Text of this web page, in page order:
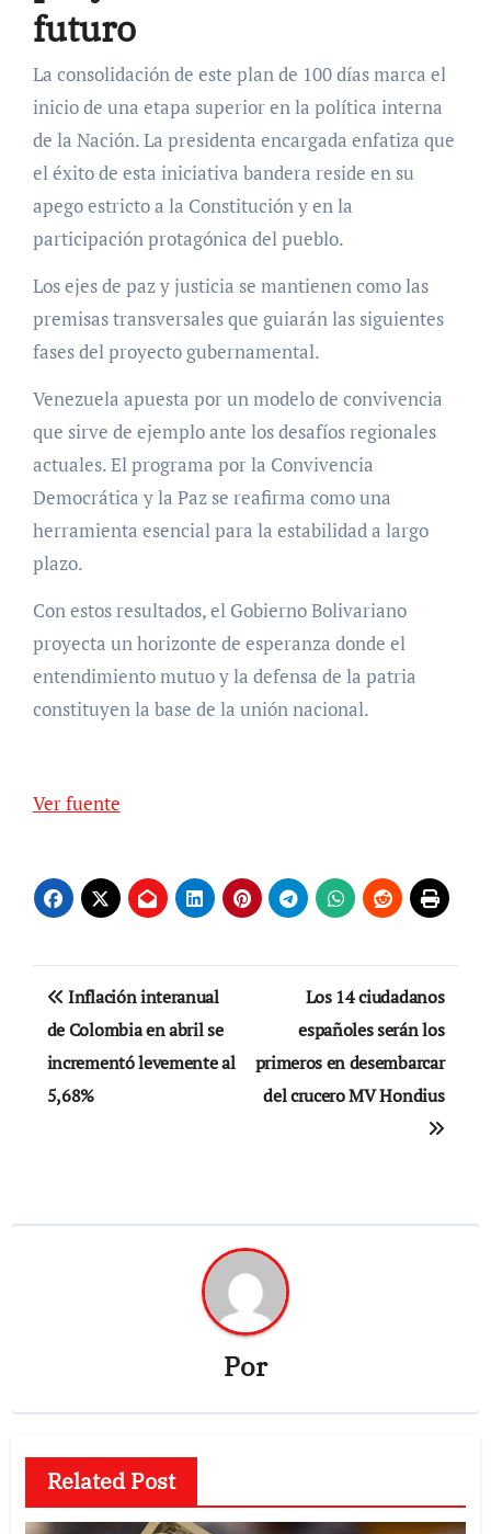
futuro
La consolidación de este plan de 100 días marca el
inicio de una etapa superior en la política interna
de la Nación. La presidenta encargada enfatiza que
el éxito de esta iniciativa bandera reside en su
apego estricto a la Constitución y en la
participación protagónica del pueblo.
Los ejes de paz y justicia se mantienen como las
premisas transversales que guiarán las siguientes
fases del proyecto gubernamental.
Venezuela apuesta por un modelo de convivencia
que sirve de ejemplo ante los desafíos regionales
actuales. El programa por la Convivencia
Democrática y la Paz se reafirma como una
herramienta esencial para la estabilidad a largo
plazo.
Con estos resultados, el Gobierno Bolivariano
proyecta un horizonte de esperanza donde el
entendimiento mutuo y la defensa de la patria
constituyen la base de la unión nacional.
Ver fuente
Navegación
de
entradas
Inflación interanual
de Colombia en abril se
incrementó levemente al
5,68%
Los 14 ciudadanos
españoles serán los
primeros en desembarcar
del crucero MV Hondius
Por
Related Post